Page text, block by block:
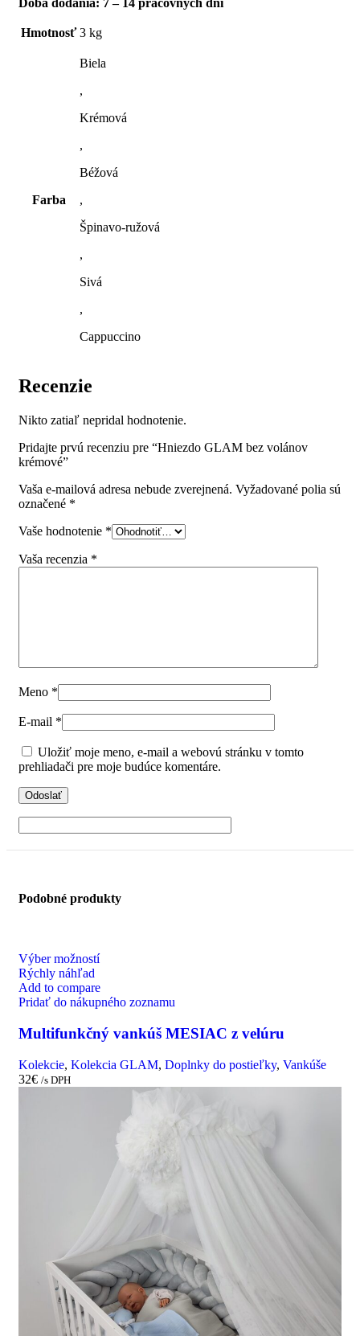
Doba dodania: 7 – 14 pracovných dní
Hmotnosť 3 kg
Farba
Biela
,
Krémová
,
Béžová
,
Špinavo-ružová
,
Sivá
,
Cappuccino
Recenzie
Nikto zatiaľ nepridal hodnotenie.
Pridajte prvú recenziu pre “Hniezdo GLAM bez volánov
krémové”
Vaša e-mailová adresa nebude zverejnená. Vyžadované polia sú
označené *
Vaše hodnotenie *
Vaša recenzia *
Meno *
E-mail *
Uložiť moje meno, e-mail a webovú stránku v tomto
prehliadači pre moje budúce komentáre.
Podobné produkty
Výber možností
Rýchly náhľad
Add to compare
Pridať do nákupného zoznamu
Multifunkčný vankúš MESIAC z velúru
Kolekcie, Kolekcia GLAM, Doplnky do postieľky, Vankúše
32€ /s DPH